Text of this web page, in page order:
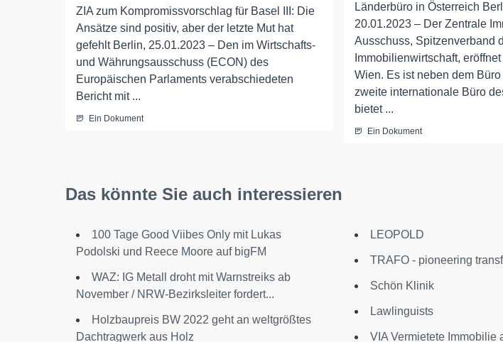
ZIA zum Kompromissvorschlag für Basel III: Die
Ansätze sind positiv, aber der letzte Mut hat
gefehlt Berlin, 25.01.2023 – Den im Wirtschafts-
und Währungsausschuss (ECON) des
Europäischen Parlaments verabschiedeten
Bericht mit ...
Ein Dokument
Länderbüro in Österreich
20.01.2023 – Der Zentrale
Ausschuss, Spitzenverband
Immobilienwirtschaft,
Wien. Es ist neben dem
zweite internationale Büro
bietet ...
Ein Dokument
Das könnte Sie auch interessieren
100 Tage Good Viibes Only mit Lukas
Podolski und Reece Moore auf bigFM
WAZ: IG Metall droht mit Warnstreiks ab
November / NRW-Bezirksleiter fordert...
Holzbaupreis BW 2022 geht an weltgrößtes
Dachtragwerk aus Holz
LEOPOLD
TRAFO - pioneering
Schön Klinik
Lawlinguists
VIA Vermietete Immobilie